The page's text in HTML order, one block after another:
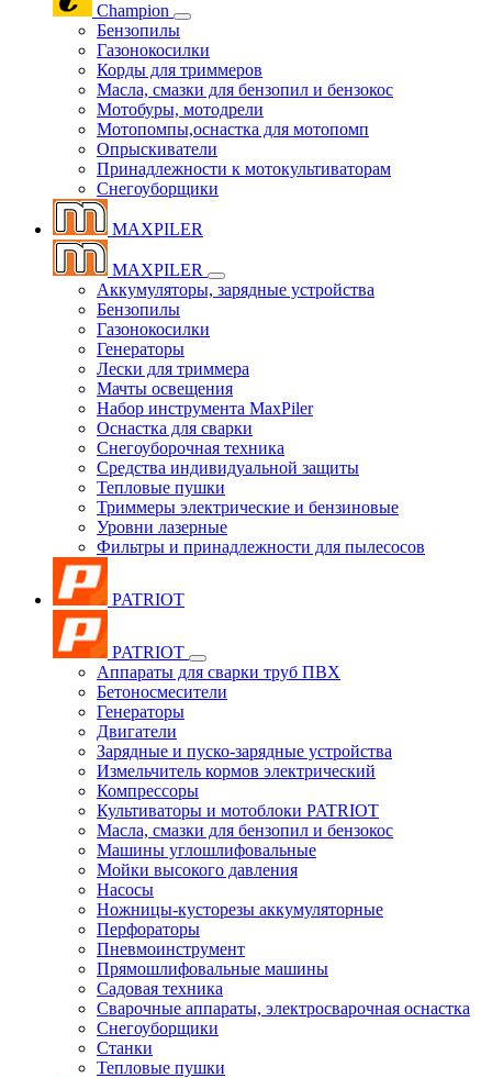
Champion
Бензопилы
Газонокосилки
Корды для триммеров
Масла, смазки для бензопил и бензокос
Мотобуры, мотодрели
Мотопомпы,оснастка для мотопомп
Опрыскиватели
Принадлежности к мотокультиваторам
Снегоуборщики
MAXPILER
MAXPILER
Аккумуляторы, зарядные устройства
Бензопилы
Газонокосилки
Генераторы
Лески для триммера
Мачты освещения
Набор инструмента MaxPiler
Оснастка для сварки
Снегоуборочная техника
Средства индивидуальной защиты
Тепловые пушки
Триммеры электрические и бензиновые
Уровни лазерные
Фильтры и принадлежности для пылесосов
PATRIOT
PATRIOT
Аппараты для сварки труб ПВХ
Бетоносмесители
Генераторы
Двигатели
Зарядные и пуско-зарядные устройства
Измельчитель кормов электрический
Компрессоры
Культиваторы и мотоблоки PATRIOT
Масла, смазки для бензопил и бензокос
Машины углошлифовальные
Мойки высокого давления
Насосы
Ножницы-кусторезы аккумуляторные
Перфораторы
Пневмоинструмент
Прямошлифовальные машины
Садовая техника
Сварочные аппараты, электросварочная оснастка
Снегоуборщики
Станки
Тепловые пушки